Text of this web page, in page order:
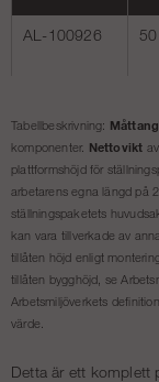
AL-100926
Tabellbeskrivning:
komponenter. Nettovikt
plattformshöjd för
arbetarens egna längd på
ställningspaketets
kan vara tillverkade av
tillåten höjd enligt
tillåten bygghöjd, se
Arbetsmiljöverkets
värde.
Detta är ett komplett